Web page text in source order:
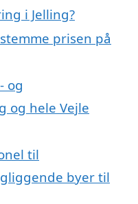
i Jelling?
prisen på
og
og hele Vejle
til
byer til